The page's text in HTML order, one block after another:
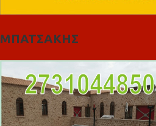
ΜΠΑΤΣΑΚΗΣ